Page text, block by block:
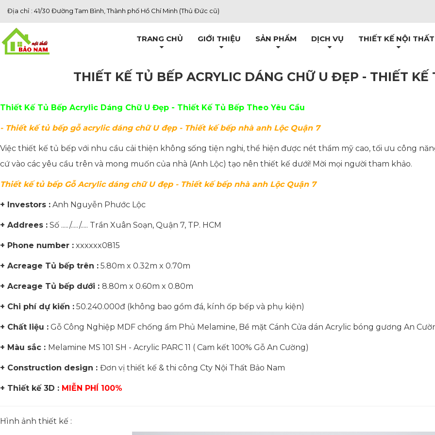
Địa chỉ : 41/30 Đường Tam Bình, Thành phố Hồ Chí Minh (Thủ Đức cũ)
TRANG CHỦ GIỚI THIỆU SẢN PHẨM DỊCH VỤ THIẾT KẾ NỘI THẤT
THIẾT KẾ TỦ BẾP ACRYLIC DÁNG CHỮ U ĐẸP - THIẾT KẾ
Thiết Kế Tủ Bếp Acrylic Dáng Chữ U Đẹp - Thiết Kế Tủ Bếp Theo Yêu Cầu
- Thiết kế tủ bếp gỗ acrylic dáng chữ U đẹp - Thiết kế bếp nhà anh Lộc Quận 7
Việc thiết kế tủ bếp với nhu cầu cải thiện không sống tiện nghi, thể hiện được nét thẩm mỹ cao, tối ưu công
cứ vào các yêu cầu trên và mong muốn của nhà (Anh Lộc) tạo nên thiết kế dưới! Mời mọi người tham khảo.
Thiết kế tủ bếp Gỗ Acrylic dáng chữ U đẹp - Thiết kế bếp nhà anh Lộc Quận 7
+ Investors : Anh Nguyễn Phước Lộc
+ Addrees : Số ...../...../..... Trần Xuân Soạn, Quận 7, TP. HCM
+ Phone number : xxxxxx0815
+ Acreage Tủ bếp trên : 5.80m x 0.32m x 0.70m
+ Acreage Tủ bếp dưới : 8.80m x 0.60m x 0.80m
+ Chi phí dự kiến : 50.240.000đ (không bao gồm đá, kính ốp bếp và phụ kiện)
+ Chất liệu : Gỗ Công Nghiệp MDF chống ẩm Phủ Melamine, Bề mặt Cánh Cửa dán Acrylic bóng gương An
+ Màu sắc : Melamine MS 101 SH - Acrylic PARC 11 ( Cam kết 100% Gỗ An Cường)
+ Construction design : Đơn vị thiết kế & thi công Cty Nội Thất Bảo Nam
+ Thiết kế 3D : MIỄN PHÍ 100%
Hình ảnh thiết kế :